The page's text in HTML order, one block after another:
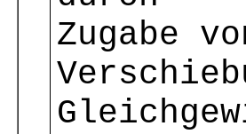
Zugabe